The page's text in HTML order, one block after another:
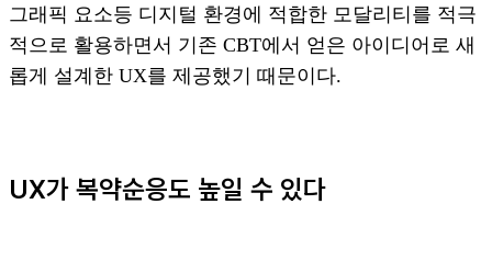
그래픽 요소등 디지털 환경에 적합한 모달리티를 적극
적으로 활용하면서 기존 CBT에서 얻은 아이디어로 새
롭게 설계한 UX를 제공했기 때문이다.
UX가 복약순응도 높일 수 있다